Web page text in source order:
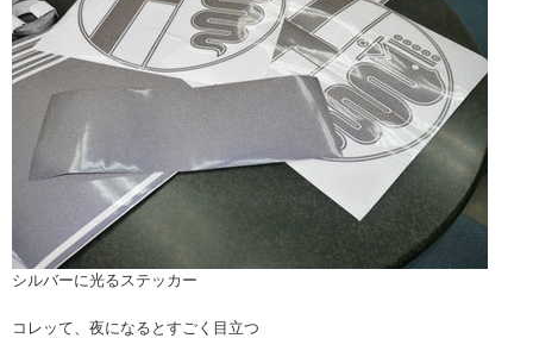
シルバーに光るステッカー
コレッて、夜になるとすごく目立つ